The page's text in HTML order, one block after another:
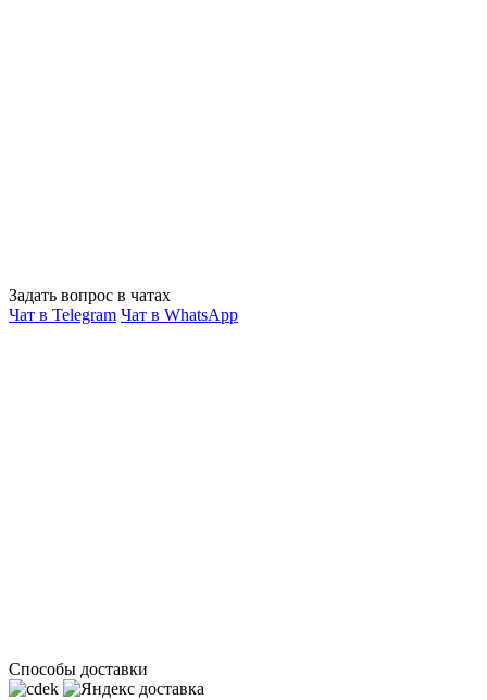
Задать вопрос в чатах
Чат в Telegram Чат в WhatsApp
Способы доставки